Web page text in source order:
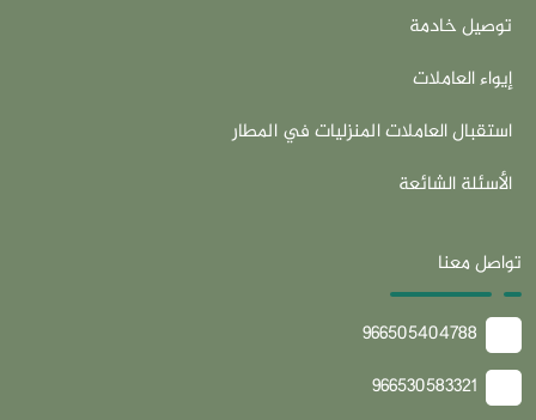
توصيل خادمة
إيواء العاملات
استقبال العاملات المنزليات في المطار
الأسئلة الشائعة
تواصل معنا
966505404788
966530583321